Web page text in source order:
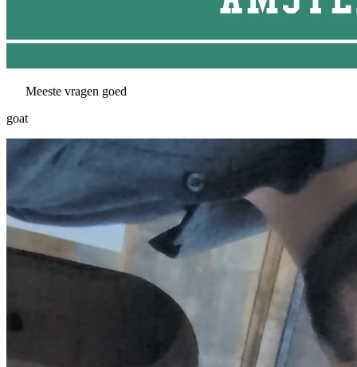
Meeste vragen goed
goat